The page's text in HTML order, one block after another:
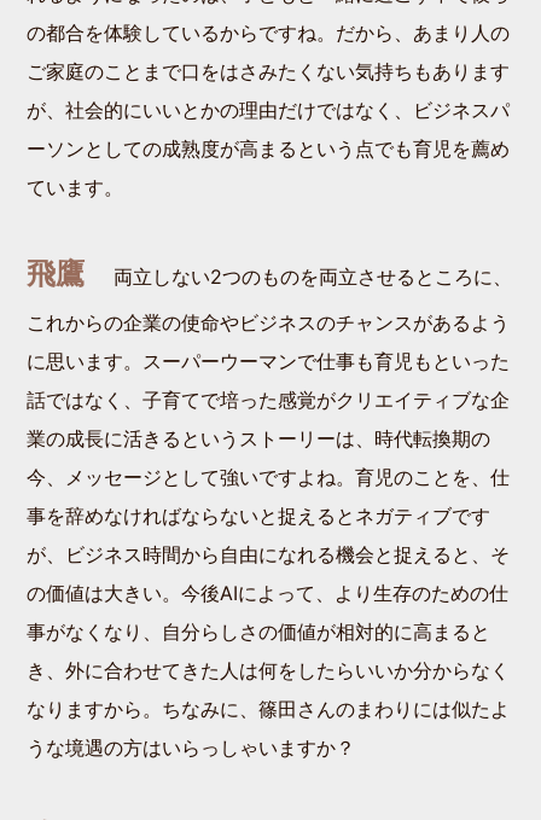
の都合を体験しているからですね。だから、あまり人の
ご家庭のことまで口をはさみたくない気持ちもあります
が、社会的にいいとかの理由だけではなく、ビジネスパ
ーソンとしての成熟度が高まるという点でも育児を薦め
ています。
飛鷹
両立しない2つのものを両立させるところに、
これからの企業の使命やビジネスのチャンスがあるよう
に思います。スーパーウーマンで仕事も育児もといった
話ではなく、子育てで培った感覚がクリエイティブな企
業の成長に活きるというストーリーは、時代転換期の
今、メッセージとして強いですよね。育児のことを、仕
事を辞めなければならないと捉えるとネガティブです
が、ビジネス時間から自由になれる機会と捉えると、そ
の価値は大きい。今後AIによって、より生存のための仕
事がなくなり、自分らしさの価値が相対的に高まると
き、外に合わせてきた人は何をしたらいいか分からなく
なりますから。ちなみに、篠田さんのまわりには似たよ
うな境遇の方はいらっしゃいますか？